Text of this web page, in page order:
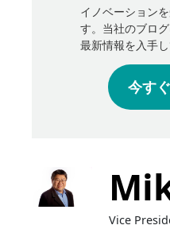
イノベーション
す。当社のブロ
最新情報を入手し
今す
Vice